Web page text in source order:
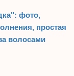
фото,
простая
волосами